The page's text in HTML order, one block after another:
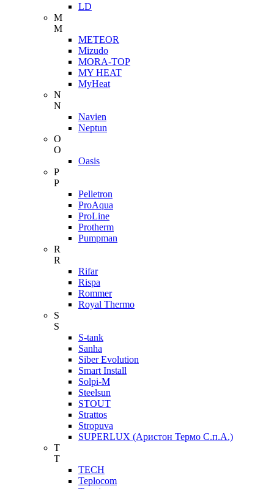
LD
M
M
METEOR
Mizudo
MORA-TOP
MY HEAT
MyHeat
N
N
Navien
Neptun
O
O
Oasis
P
P
Pelletron
ProAqua
ProLine
Protherm
Pumpman
R
R
Rifar
Rispa
Rommer
Royal Thermo
S
S
S-tank
Sanha
Siber Evolution
Smart Install
Solpi-M
Steelsun
STOUT
Strattos
Stropuva
SUPERLUX (Аристон Термо С.п.А.)
T
T
TECH
Teplocom